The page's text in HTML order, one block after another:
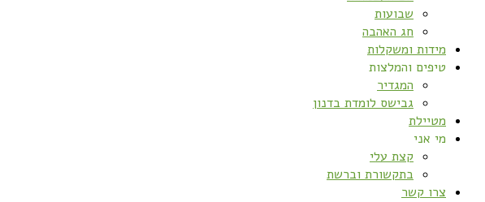
שבועות
חג האהבה
מידות ומשקלות
טיפים והמלצות
המגדיר
גבישס לומדת בדנון
מטיילת
מי אני
קצת עלי
בתקשורת וברשת
צרו קשר